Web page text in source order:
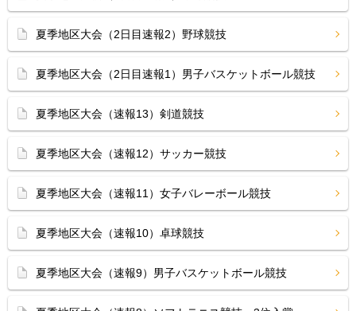
夏季地区大会（2日目速報2）野球競技
夏季地区大会（2日目速報1）男子バスケットボール競技
夏季地区大会（速報13）剣道競技
夏季地区大会（速報12）サッカー競技
夏季地区大会（速報11）女子バレーボール競技
夏季地区大会（速報10）卓球競技
夏季地区大会（速報9）男子バスケットボール競技